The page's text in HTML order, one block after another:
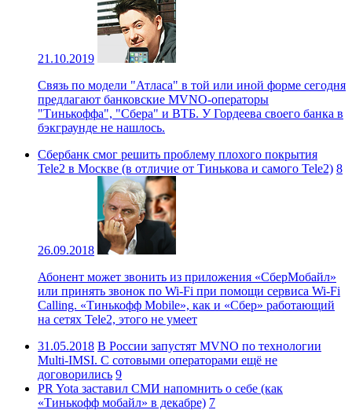
21.10.2019
Связь по модели "Атласа" в той или иной форме сегодня
предлагают банковские MVNO-операторы
"Тинькоффа", "Сбера" и ВТБ. У Гордеева своего банка в
бэкграунде не нашлось.
Сбербанк смог решить проблему плохого покрытия
Tele2 в Москве (в отличие от Тинькова и самого Tele2) 8
26.09.2018
Абонент может звонить из приложения «СберМобайл»
или принять звонок по Wi-Fi при помощи сервиса Wi-Fi
Calling. «Тинькофф Mobile», как и «Сбер» работающий
на сетях Tele2, этого не умеет
31.05.2018 В России запустят MVNO по технологии
Multi-IMSI. С сотовыми операторами ещё не
договорились 9
РR Yota заставил СМИ напомнить о себе (как
«Тинькофф мобайл» в декабре) 7